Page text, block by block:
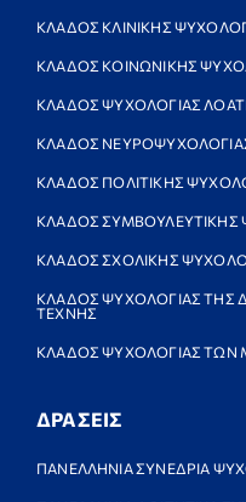
ΚΛΑΔΟΣ ΚΛΙΝΙΚΗΣ
ΚΛΑΔΟΣ ΚΟΙΝΩΝΙΚΗΣ
ΚΛΑΔΟΣ ΨΥΧΟΛΟΓΙΑΣ
ΚΛΑΔΟΣ
ΚΛΑΔΟΣ ΠΟΛΙΤΙΚΗΣ
ΚΛΑΔΟΣ ΣΥΜΒΟΥΛΕΥΤΙΚΗΣ
ΚΛΑΔΟΣ ΣΧΟΛΙΚΗΣ
ΚΛΑΔΟΣ ΨΥΧΟΛΟΓΙΑΣ ΤΗΣ
ΤΕΧΝΗΣ
ΚΛΑΔΟΣ ΨΥΧΟΛΟΓΙΑΣ ΤΩΝ
ΔΡΑΣΕΙΣ
ΠΑΝΕΛΛΗΝΙΑ ΣΥΝΕΔΡΙΑ